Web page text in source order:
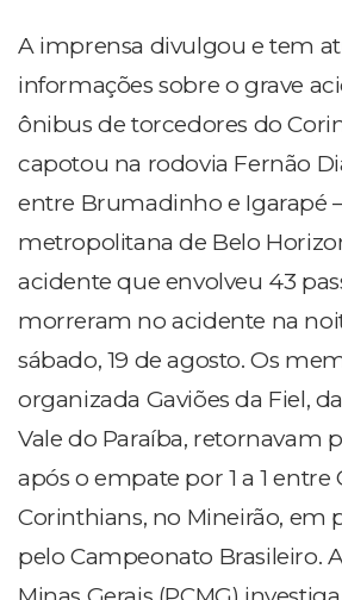
A imprensa divulgou e tem
informações sobre o grave
ônibus de torcedores do
capotou na rodovia Fernão
entre Brumadinho e Igarapé
metropolitana de Belo
acidente que envolveu 43
morreram no acidente na
sábado, 19 de agosto. Os
organizada Gaviões da Fiel,
Vale do Paraíba, retornavam
após o empate por 1 a 1 entre
Corinthians, no Mineirão, em
pelo Campeonato Brasileiro.